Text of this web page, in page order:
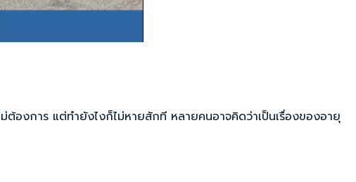
องการ แต่ทำยังไงก็ไม่หายสักที หลายคนอาจคิดว่าเป็นเรื่องของอายุ